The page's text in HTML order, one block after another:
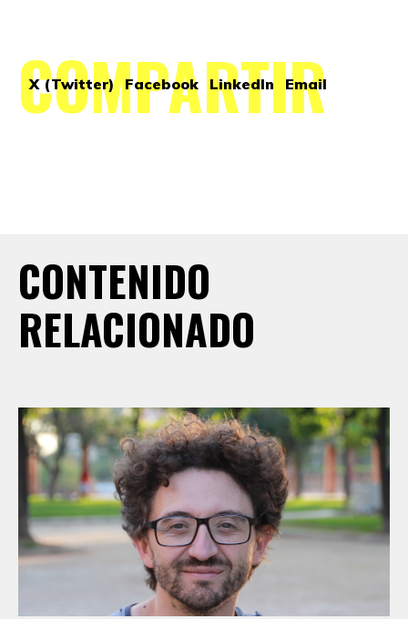
COMPARTIR
X (Twitter) Facebook LinkedIn Email
CONTENIDO
RELACIONADO